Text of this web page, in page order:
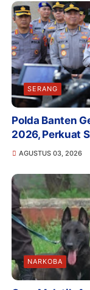
SERANG
Polda Banten
2026, Perkuat
AGUSTUS 03, 2026
NARKOBA